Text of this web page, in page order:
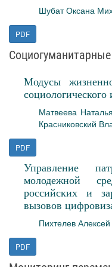
Шубат Оксана
PDF
Модусы
социологического
Матвеева
Красниковский
PDF
Управление
молодежной
российских и
вызовов
Пихтелев
PDF